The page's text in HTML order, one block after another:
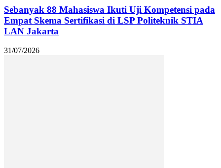
Sebanyak 88 Mahasiswa Ikuti Uji Kompetensi pada
Empat Skema Sertifikasi di LSP Politeknik STIA
LAN Jakarta
31/07/2026